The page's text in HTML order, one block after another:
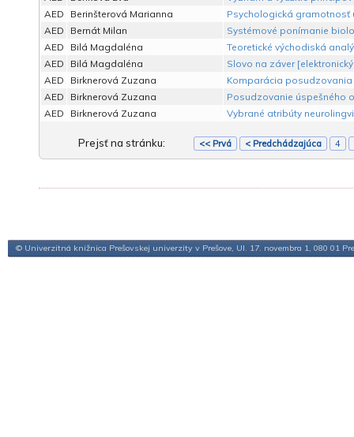
AED
Berinšterová Marianna
Psychologická gramotnosť
AED
Bernát Milan
Systémové ponímanie
AED
Bilá Magdaléna
Teoretické východiská
AED
Bilá Magdaléna
Slovo na záver
AED
Birknerová Zuzana
Komparácia
AED
Birknerová Zuzana
Posudzovanie úspešného
AED
Birknerová Zuzana Vybrané atribúty
Prejsť na stránku: << Prvá < Predchádzajúca 4
© Univerzitná knižnica Prešovskej univerzity v Prešove, Ul. 17. novembra 1, 080 01